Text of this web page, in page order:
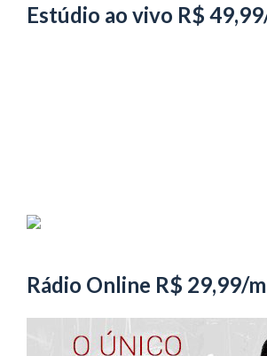
Estúdio ao vivo R$
Rádio Online R$ 29,99/